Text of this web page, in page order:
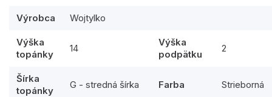
Výrobca Wojtylko
Výška
topánky
14
Výška
podpätku
2
Šírka
topánky
G - stredná šírka Farba Strieborná